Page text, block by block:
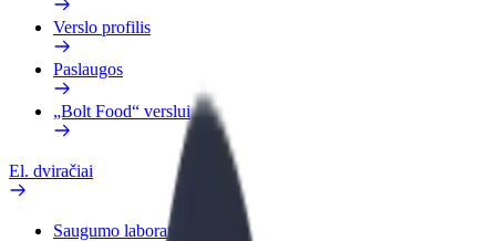
Verslo profilis
Paslaugos
„Bolt Food“ verslui
El. dviračiai
Saugumo laboratorija